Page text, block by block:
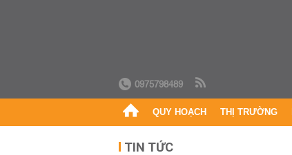
0975798489
QUY HOẠCH THỊ TRƯỜNG
TIN TỨC